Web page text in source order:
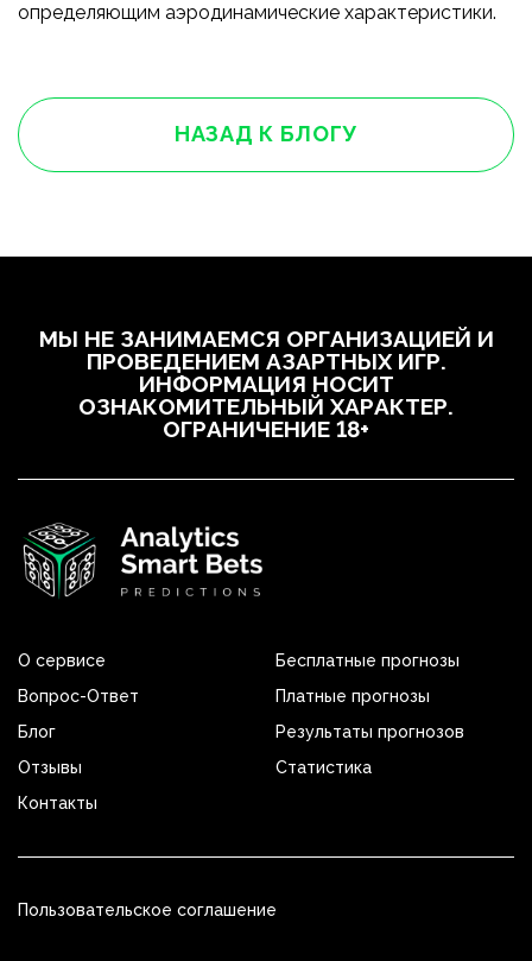
определяющим аэродинамические характеристики.
НАЗАД К БЛОГУ
МЫ НЕ ЗАНИМАЕМСЯ ОРГАНИЗАЦИЕЙ И
ПРОВЕДЕНИЕМ АЗАРТНЫХ ИГР.
ИНФОРМАЦИЯ НОСИТ
ОЗНАКОМИТЕЛЬНЫЙ ХАРАКТЕР.
ОГРАНИЧЕНИЕ 18+
О сервисе
Вопрос-Ответ
Блог
Отзывы
Контакты
Бесплатные прогнозы
Платные прогнозы
Результаты прогнозов
Статистика
Пользовательское соглашение